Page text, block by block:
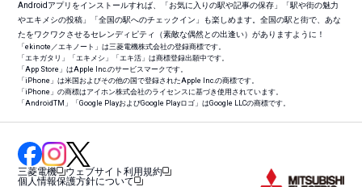
Androidアプリをインストールすれば、「お気に入りの駅や記事の保存」「駅や街の魅力
やエキメシの投稿」「全国の駅へのチェックイン」も楽しめます。全国の駅と街で、あな
たをワクワクさせるセレンディピティ（素敵な偶然との出逢い）がありますように！
「ekinote／エキノート」は三菱電機株式会社の登録商標です。
「エキガタリ」「エキメシ」「エキ活」は商標登録出願中です。
「App Store」はApple Inc.のサービスマークです。
「iPhone」は米国およびその他の国で登録されたApple Inc.の商標です。
「iPhone」の商標はアイホン株式会社のライセンスに基づき使用されています。
「AndroidTM 」「Google PlayおよびGoogle Playロゴ」はGoogle LLCの商標です。
三菱電機
ウェブサイト利用規約
個人情報保護方針について